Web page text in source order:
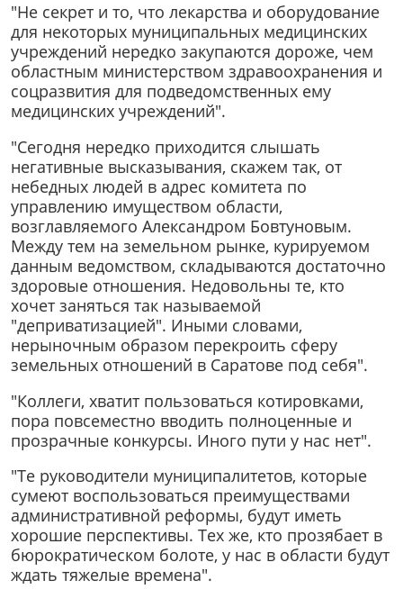
"Не секрет и то, что лекарства и оборудование
для некоторых муниципальных медицинских
учреждений нередко закупаются дороже, чем
областным министерством здравоохранения и
соцразвития для подведомственных ему
медицинских учреждений".
"Сегодня нередко приходится слышать
негативные высказывания, скажем так, от
небедных людей в адрес комитета по
управлению имуществом области,
возглавляемого Александром Бовтуновым.
Между тем на земельном рынке, курируемом
данным ведомством, складываются достаточно
здоровые отношения. Недовольны те, кто
хочет заняться так называемой
"деприватизацией". Иными словами,
нерыночным образом перекроить сферу
земельных отношений в Саратове под себя".
"Коллеги, хватит пользоваться котировками,
пора повсеместно вводить полноценные и
прозрачные конкурсы. Иного пути у нас нет".
"Те руководители муниципалитетов, которые
сумеют воспользоваться преимуществами
административной реформы, будут иметь
хорошие перспективы. Тех же, кто прозябает в
бюрократическом болоте, у нас в области будут
ждать тяжелые времена".